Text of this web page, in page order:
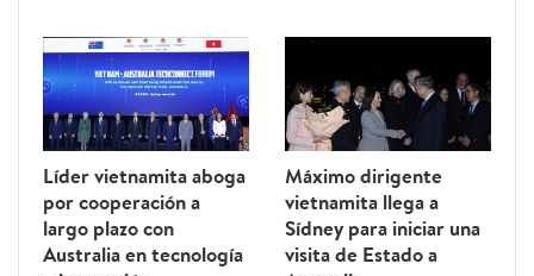
Líder vietnamita aboga
por cooperación a
largo plazo con
Australia en tecnología
Máximo dirigente
vietnamita llega a
Sídney para iniciar una
visita de Estado a